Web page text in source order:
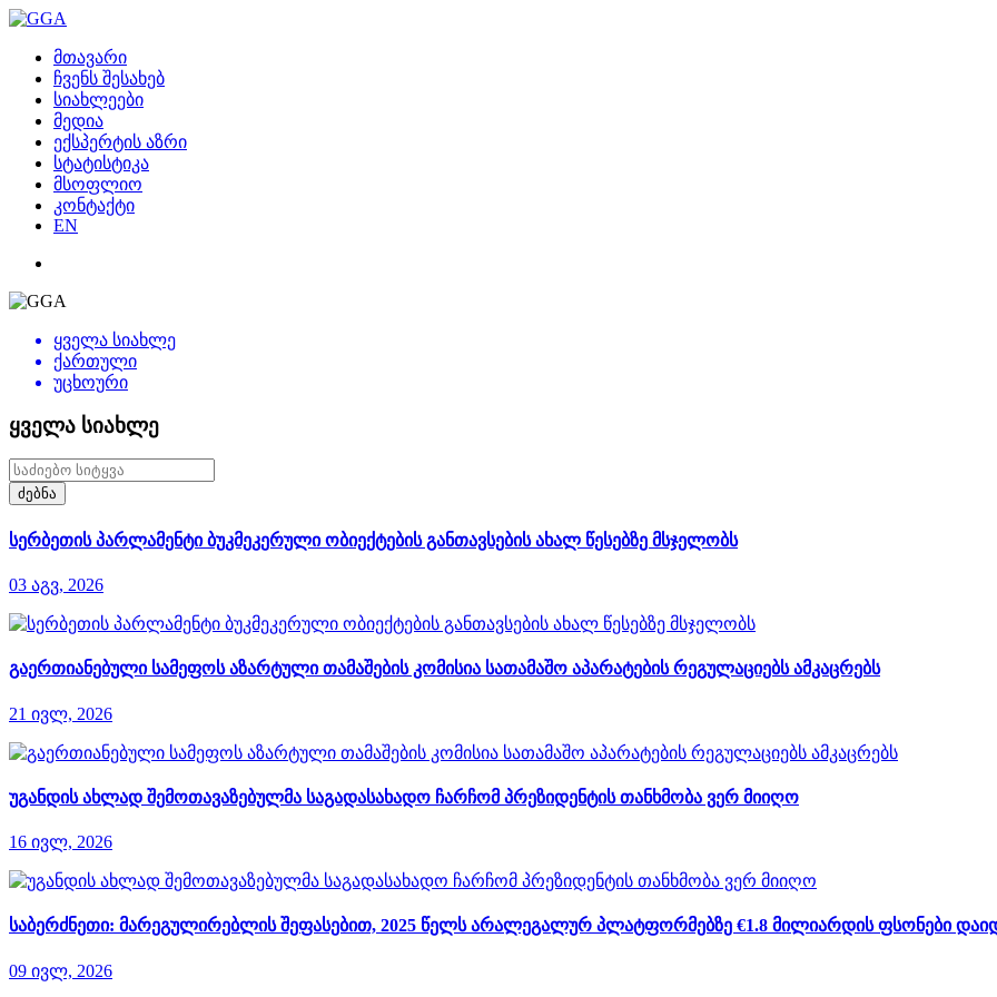
მთავარი
ჩვენს შესახებ
სიახლეები
მედია
ექსპერტის აზრი
სტატისტიკა
მსოფლიო
კონტაქტი
EN
ყველა სიახლე
ქართული
უცხოური
ყველა სიახლე
ძებნა
სერბეთის პარლამენტი ბუკმეკერული ობიექტების განთავსების ახალ წესებზე მსჯელობს
03 აგვ, 2026
გაერთიანებული სამეფოს აზარტული თამაშების კომისია სათამაშო აპარატების რეგულაციებს ამკაცრებს
21 ივლ, 2026
უგანდის ახლად შემოთავაზებულმა საგადასახადო ჩარჩომ პრეზიდენტის თანხმობა ვერ მიიღო
16 ივლ, 2026
საბერძნეთი: მარეგულირებლის შეფასებით, 2025 წელს არალეგალურ პლატფორმებზე €1.8 მილიარდის ფსონები
09 ივლ, 2026